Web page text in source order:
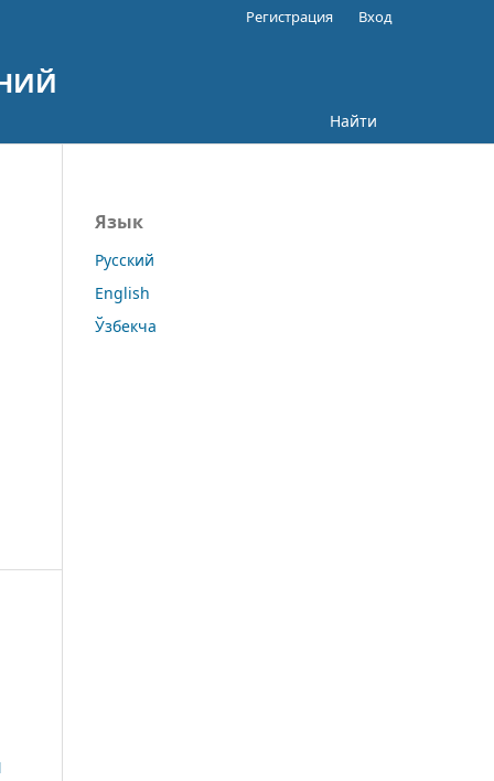
Найти
Регистрация Вход
Язык
Русский
English
Ўзбекча